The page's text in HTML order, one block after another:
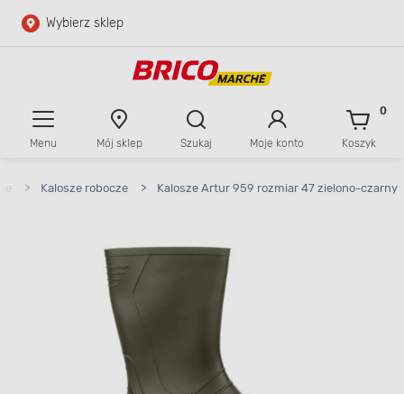
Przejdź do głównej zawartości
Wybierz sklep
Menu Mój sklep Szukaj Moje konto Koszyk
0
> Kalosze robocze > Kalosze Artur 959 rozmiar 47 zielono-czarny